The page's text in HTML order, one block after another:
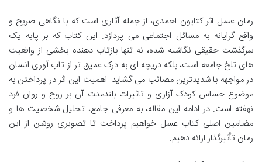
رمان عسل اثر کتایون احمدی، از جمله آثاری است که با نگاهی صریح و
واقع گرایانه به مسائل اجتماعی می پردازد. این کتاب که بر پایه یک
سرگذشت حقیقی نگاشته شده، نه تنها بازتاب دهنده بخشی از واقعیت
های تلخ جامعه است، بلکه دریچه ای به درک عمیق تر از تاب آوری انسان
در مواجهه با شدیدترین مصائب می گشاید. اهمیت این اثر در پرداختن به
موضوع حساس کودک آزاری و تاثیرات بلندمدت آن بر روح و روان فرد
نهفته است. در ادامه این مقاله، به معرفی جامع، تحلیل شخصیت ها و
مضامین اصلی کتاب عسل خواهیم پرداخت تا تصویری روشن از این
رمان تأثیرگذار ارائه دهیم.